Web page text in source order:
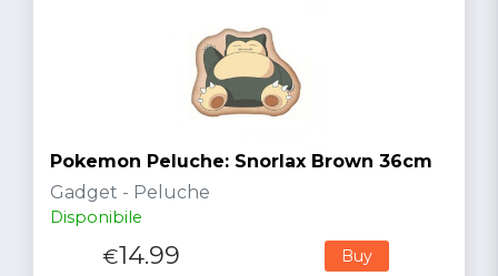
Pokemon Peluche: Snorlax Brown 36cm
Gadget - Peluche
Disponibile
€14.99 Buy